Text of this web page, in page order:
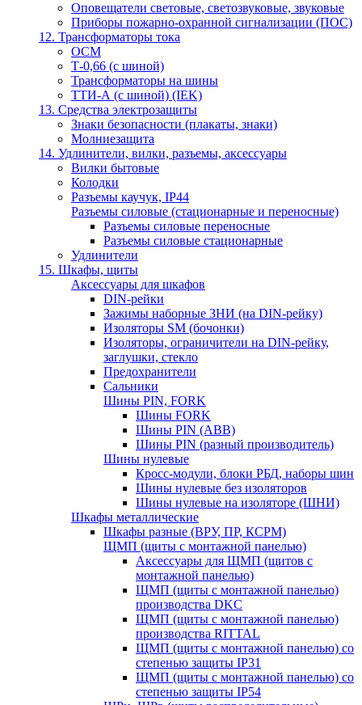
Оповещатели световые, светозвуковые, звуковые
Приборы пожарно-охранной сигнализации (ПОС)
12. Трансформаторы тока
ОСМ
Т-0,66 (с шиной)
Трансформаторы на шины
ТТИ-А (с шиной) (IEK)
13. Средства электрозащиты
Знаки безопасности (плакаты, знаки)
Молниезащита
14. Удлинители, вилки, разъемы, аксессуары
Вилки бытовые
Колодки
Разъемы каучук, IP44
Разъемы силовые (стационарные и переносные)
Разъемы силовые переносные
Разъемы силовые стационарные
Удлинители
15. Шкафы, щиты
Аксессуары для шкафов
DIN-рейки
Зажимы наборные ЗНИ (на DIN-рейку)
Изоляторы SM (бочонки)
Изоляторы, ограничители на DIN-рейку,
заглушки, стекло
Предохранители
Сальники
Шины PIN, FORK
Шины FORK
Шины PIN (АВВ)
Шины PIN (разный производитель)
Шины нулевые
Кросс-модули, блоки РБД, наборы шин
Шины нулевые без изоляторов
Шины нулевые на изоляторе (ШНИ)
Шкафы металлические
Шкафы разные (ВРУ, ПР, КСРМ)
ЩМП (щиты с монтажной панелью)
Аксессуары для ЩМП (щитов с
монтажной панелью)
ЩМП (щиты с монтажной панелью)
производства DKC
ЩМП (щиты с монтажной панелью)
производства RITTAL
ЩМП (щиты с монтажной панелью) со
степенью защиты IP31
ЩМП (щиты с монтажной панелью) со
степенью защиты IP54